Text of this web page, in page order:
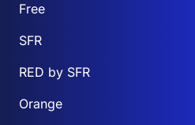
Free
SFR
RED by SFR
Orange